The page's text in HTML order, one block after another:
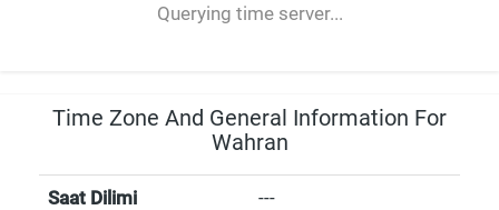
Querying time server...
-- ---- ----
Time Zone And General Information For
Wahran
Saat Dilimi ---